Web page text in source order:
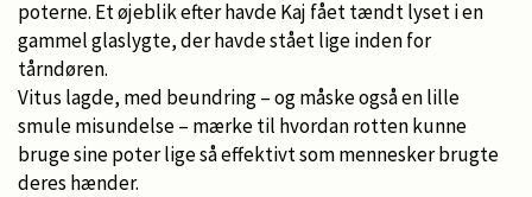
poterne. Et øjeblik efter havde Kaj fået tændt lyset i en
gammel glaslygte, der havde stået lige inden for
tårndøren.
Vitus lagde, med beundring – og måske også en lille
smule misundelse – mærke til hvordan rotten kunne
bruge sine poter lige så effektivt som mennesker brugte
deres hænder.